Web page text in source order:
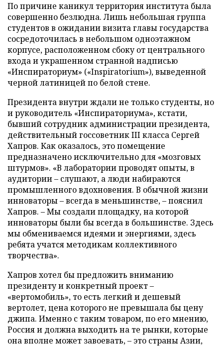
По причине каникул территория института была
совершенно безлюдна. Лишь небольшая группа
студентов в ожидании визита главы государства
сосредоточилась в небольшом одноэтажном
корпусе, расположенном сбоку от центрального
входа и украшенном странной надписью
«Инспираториум» («Inspiratorium»), выведенной
черной латиницей по белой стене.
Президента внутри ждали не только студенты, но
и руководитель «Инспираториума», кстати,
бывший сотрудник администрации президента,
действительный госсоветник III класса Сергей
Хапров. Как оказалось, это помещение
предназначено исключительно для «мозговых
штурмов». «В лаборатории проводят опыты, в
аудитории – слушают, а люди набираются
промышленного вдохновения. В обычной жизни
инноваторы – всегда в меньшинстве, – пояснил
Хапров. – Мы создали площадку, на которой
инноваторы были бы всегда в большинстве. Здесь
мы обмениваемся идеями и энергиями, здесь
ребята учатся методикам коллективного
творчества».
Хапров хотел бы предложить вниманию
президенту и конкретный проект –
«вертомобиль», то есть легкий и дешевый
вертолет, цена которого не превышала бы цену
джипа. Именно с таким товаром, по его мнению,
Россия и должна выходить на те рынки, которые
она вполне может завоевать, – это страны Азии,